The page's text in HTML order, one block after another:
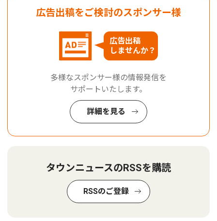
広告出稿をご検討のスポンサー様
広告出稿
しませんか？
多様なスポンサー様の情報発信を
サポートいたします。
詳細を見る
タウンニュースのRSSを購読
RSSのご登録